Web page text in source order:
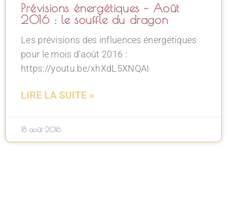
Prévisions énergétiques – Août
2016 : le souffle du dragon
Les prévisions des influences énergétiques
pour le mois d’août 2016 :
https://youtu.be/xhXdL5XNQAI
LIRE LA SUITE »
18 août 2016